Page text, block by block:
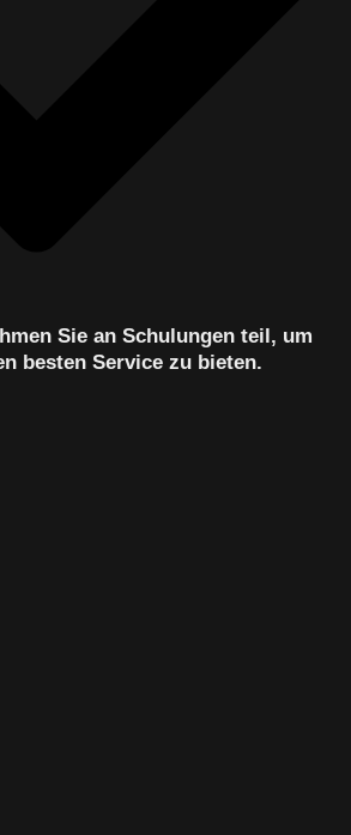
Sie an Schulungen teil, um
besten Service zu bieten.